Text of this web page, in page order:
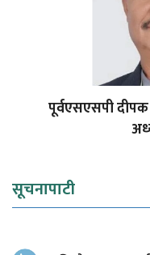
पूर्वएसएसपी दीपक
सूचनापाटी